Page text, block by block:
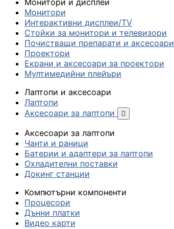
Монитори
Интерактивни дисплеи/TV
Стойки за монитори и телевизори
Почистващи препарати и аксесоари
Проектори
Екрани и аксесоари за проектори
Мултимедийни плейъри
Лаптопи и аксесоари
Лаптопи
Аксесоари за лаптопи

Аксесоари за лаптопи
Чанти и раници
Батерии и адаптери за лаптопи
Охладителни поставки
Докинг станции
Компютърни компоненти
Процесори
Дънни платки
Видео карти